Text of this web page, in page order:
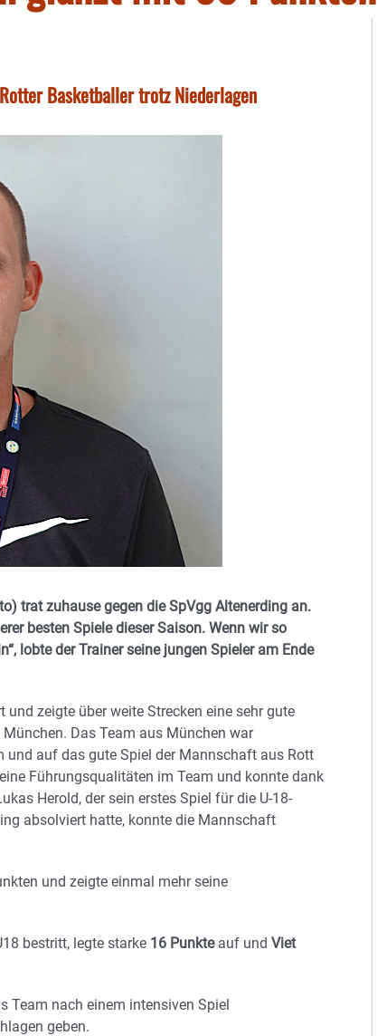
Basketballer trotz Niederlagen
trat zuhause gegen die SpVgg Altenerding an.
besten Spiele dieser Saison. Wenn wir so
lobte der Trainer seine jungen Spieler am Ende
zeigte über weite Strecken eine sehr gute
Das Team aus München war
auf das gute Spiel der Mannschaft aus Rott
Führungsqualitäten im Team und konnte dank
Herold, der sein erstes Spiel für die U-18-
absolviert hatte, konnte die Mannschaft
und zeigte einmal mehr seine
bestritt, legte starke 16 Punkteauf und Viet
Team nach einem intensiven Spiel
geben.